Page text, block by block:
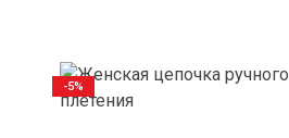
-5%